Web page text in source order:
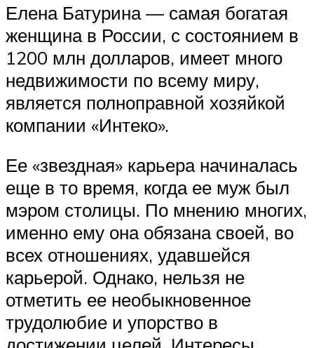
Елена Батурина — самая богатая
женщина в России, с состоянием в
1200 млн долларов, имеет много
недвижимости по всему миру,
является полноправной хозяйкой
компании «Интеко».
Ее «звездная» карьера начиналась
еще в то время, когда ее муж был
мэром столицы. По мнению многих,
именно ему она обязана своей, во
всех отношениях, удавшейся
карьерой. Однако, нельзя не
отметить ее необыкновенное
трудолюбие и упорство в